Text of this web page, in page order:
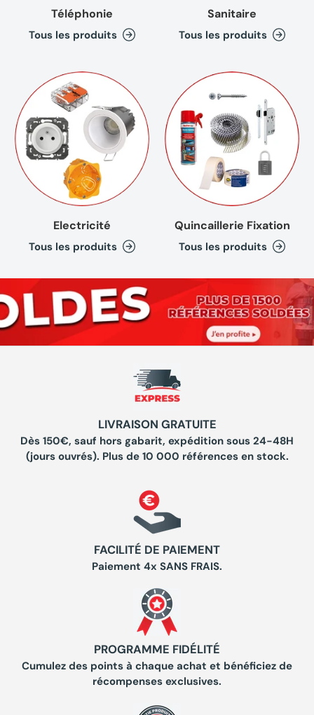
Téléphonie
Tous les produits
Sanitaire
Tous les produits
Electricité
Tous les produits
Quincaillerie Fixation
Tous les produits
LIVRAISON GRATUITE
Dès 150€, sauf hors gabarit, expédition sous 24-48H
(jours ouvrés). Plus de 10 000 références en stock.
FACILITÉ DE PAIEMENT
Paiement 4x SANS FRAIS.
PROGRAMME FIDÉLITÉ
Cumulez des points à chaque achat et bénéficiez de
récompenses exclusives.